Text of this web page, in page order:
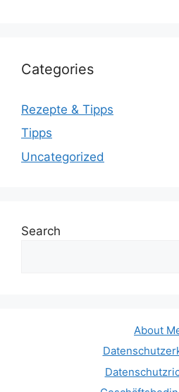
Categories
Rezepte & Tipps
Tipps
Uncategorized
Search
About